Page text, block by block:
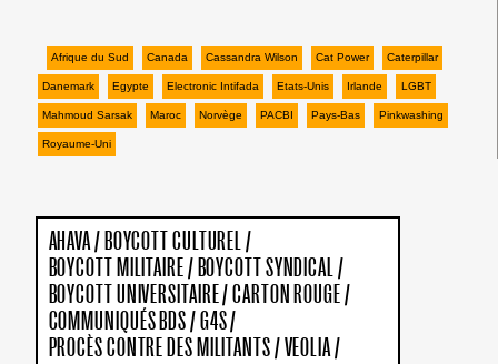
Afrique du Sud Canada Cassandra Wilson Cat Power Caterpillar
Danemark Egypte Electronic Intifada Etats-Unis Irlande LGBT
Mahmoud Sarsak Maroc Norvège PACBI Pays-Bas Pinkwashing
Royaume-Uni
AHAVA/ BOYCOTT CULTUREL/
BOYCOTT MILITAIRE/ BOYCOTT SYNDICAL/
BOYCOTT UNIVERSITAIRE/CARTON ROUGE/
COMMUNIQUÉS BDS/G4S/
PROCÈS CONTRE DES MILITANTS/VEOLIA/